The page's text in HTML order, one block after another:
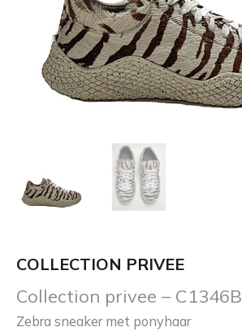
COLLECTION PRIVEE
Collection privee – C1346B
Zebra sneaker met ponyhaar